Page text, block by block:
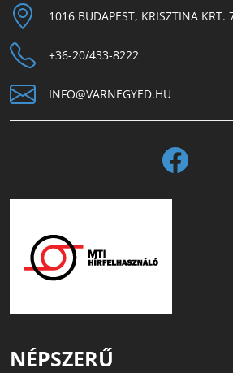
1016 BUDAPEST, KRISZTINA KRT.
+36-20/433-8222
INFO@VARNEGYED.HU
NÉPSZERŰ